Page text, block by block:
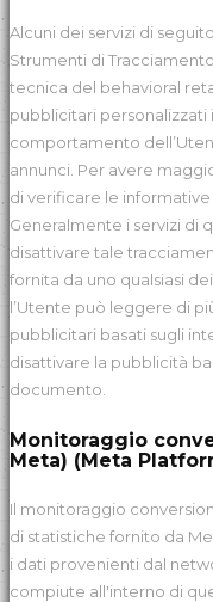
Alcuni dei servizi di
Strumenti di
tecnica del behavioral
pubblicitari personalizzati
comportamento
annunci. Per avere
di verificare le
Generalmente i servizi di
disattivare tale
fornita da uno qualsiasi
l’Utente può leggere di
pubblicitari basati sugli
disattivare la pubblicità
documento.
Monitoraggio
Meta) (Meta
Il monitoraggio
di statistiche fornito da
i dati provenienti dal
compiute all'interno di